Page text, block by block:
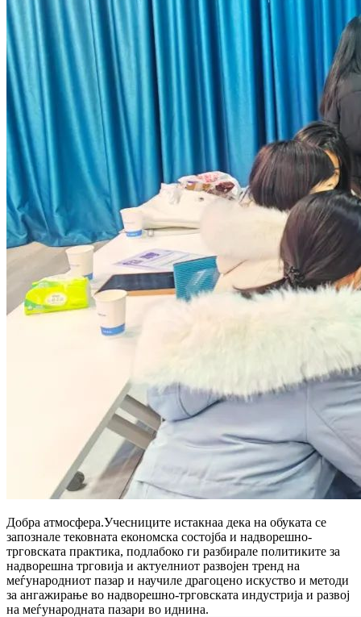
Добра атмосфера.Учесниците истакнаа дека на обуката се
запознале тековната економска состојба и надворешно-
трговската практика, подлабоко ги разбирале политиките за
надворешна трговија и актуелниот развојен тренд на
меѓународниот пазар и научиле драгоцено искуство и методи
за ангажирање во надворешно-трговската индустрија и развој
на меѓународната пазари во иднина.